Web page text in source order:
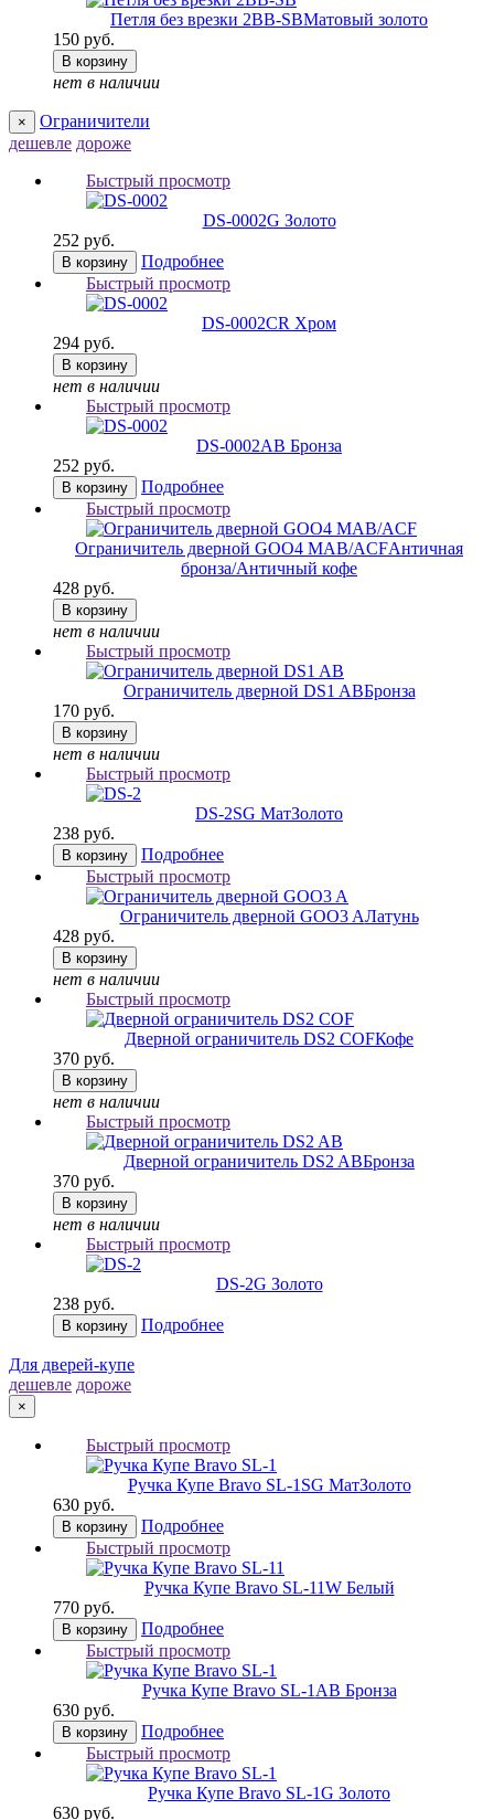
Петля без врезки 2BB-SBМатовый золото
150 руб.
В корзину
нет в наличии
×
Ограничители
дешевле дороже
Быстрый просмотр
DS-0002G Золото
252 руб.
В корзину
Подробнее
Быстрый просмотр
DS-0002CR Хром
294 руб.
В корзину
нет в наличии
Быстрый просмотр
DS-0002AB Бронза
252 руб.
В корзину
Подробнее
Быстрый просмотр
Ограничитель дверной GOO4 MAB/ACFАнтичная
бронза/Античный кофе
428 руб.
В корзину
нет в наличии
Быстрый просмотр
Ограничитель дверной DS1 ABБронза
170 руб.
В корзину
нет в наличии
Быстрый просмотр
DS-2SG МатЗолото
238 руб.
В корзину
Подробнее
Быстрый просмотр
Ограничитель дверной GOO3 AЛатунь
428 руб.
В корзину
нет в наличии
Быстрый просмотр
Дверной ограничитель DS2 COFКофе
370 руб.
В корзину
нет в наличии
Быстрый просмотр
Дверной ограничитель DS2 ABБронза
370 руб.
В корзину
нет в наличии
Быстрый просмотр
DS-2G Золото
238 руб.
В корзину Подробнее
Для дверей-купе
дешевле дороже
×
Быстрый просмотр
Ручка Купе Bravo SL-1 SG МатЗолото
630 руб.
В корзину
Подробнее
Быстрый просмотр
Ручка Купе Bravo SL-11W Белый
770 руб.
В корзину
Подробнее
Быстрый просмотр
Ручка Купе Bravo SL-1 AB Бронза
630 руб.
В корзину
Подробнее
Быстрый просмотр
Ручка Купе Bravo SL-1G Золото
630 руб.